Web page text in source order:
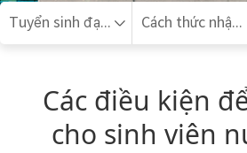
Tuyển sinh đại học Cách thức nhập học
Các điều kiện
cho sinh viên